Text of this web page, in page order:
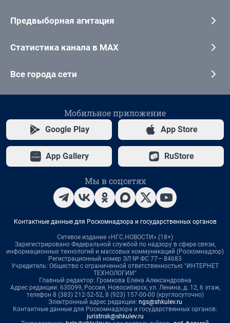
Предвыборная агитация
Статистика канала в MAX
Все города сети
Мобильное приложение
Google Play App Store
App Gallery RuStore
Мы в соцсетях
Контактные данные для Роскомнадзора и государственных органов
Сетевое издание «НГС.НОВОСТИ» (18+)
Зарегистрировано Федеральной службой по надзору в сфере связи,
информационных технологий и массовых коммуникаций (Роскомнадзор)
Регистрационный номер ЭЛ № ФС 77— 84683
Учредитель: Общество с ограниченной ответственностью "ИНТЕРНЕТ
ТЕХНОЛОГИИ"
Главный редактор: Громкова Елена Александровна
Адрес редакции: 630099, Россия, Новосибирск, ул. Ленина, д. 12, 6 этаж,
телефон 8 (383) 212-52-52, 8 (923) 157-00-00 (круглосуточно)
Электронный адрес редакции: ngs@shkulev.ru
Контактные данные для Роскомнадзора и государственных органов:
juristnsk@shkulev.ru